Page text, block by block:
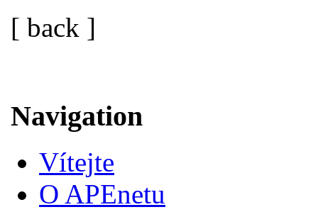
[ back ]
Navigation
Vítejte
O APEnetu